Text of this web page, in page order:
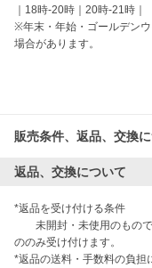
｜18時-20時｜20時-21時｜
※年末・年始・ゴールデン
場合があります。
販売条件、返品、交換
返品、交換について
*返品を受け付ける条件
未開封・未使用のもので
ののみ受け付けます。
*返品の送料・手数料の負担